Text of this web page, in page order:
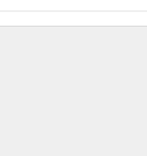
Розміщення інформації про готель на